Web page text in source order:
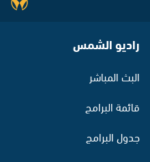
راديو الشمس
البث المباشر
قائمة البرامج
جدول البرامج